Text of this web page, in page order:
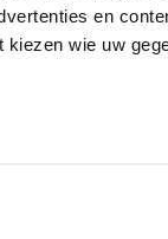
en
kiezen wie uw
te scannen op